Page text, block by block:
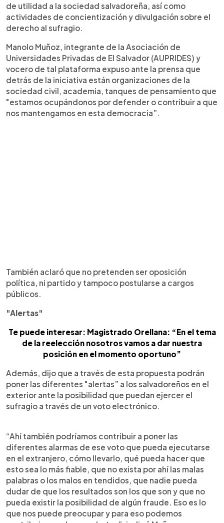
de utilidad a la sociedad salvadoreña, así como
actividades de concientización y divulgación sobre el
derecho al sufragio.
Manolo Muñoz, integrante de la Asociación de
Universidades Privadas de El Salvador (AUPRIDES) y
vocero de tal plataforma expuso ante la prensa que
detrás de la iniciativa están organizaciones de la
sociedad civil, academia, tanques de pensamiento que
"estamos ocupándonos por defender o contribuir a que
nos mantengamos en esta democracia”.
También aclaró que no pretenden ser oposición
política, ni partido y tampoco postularse a cargos
públicos.
"Alertas"
Te puede interesar: Magistrado Orellana: “En el tema
de la reelección nosotros vamos a dar nuestra
posición en el momento oportuno”
Además, dijo que a través de esta propuesta podrán
poner las diferentes "alertas” a los salvadoreños en el
exterior ante la posibilidad que puedan ejercer el
sufragio a través de un voto electrónico.
“Ahí también podríamos contribuir a poner las
diferentes alarmas de ese voto que pueda ejecutarse
en el extranjero, cómo llevarlo, qué pueda hacer que
esto sea lo más fiable, que no exista por ahí las malas
palabras o los malos en tendidos, que nadie pueda
dudar de que los resultados son los que son y que no
pueda existir la posibilidad de algún fraude. Eso es lo
que nos puede preocupar y para eso podemos